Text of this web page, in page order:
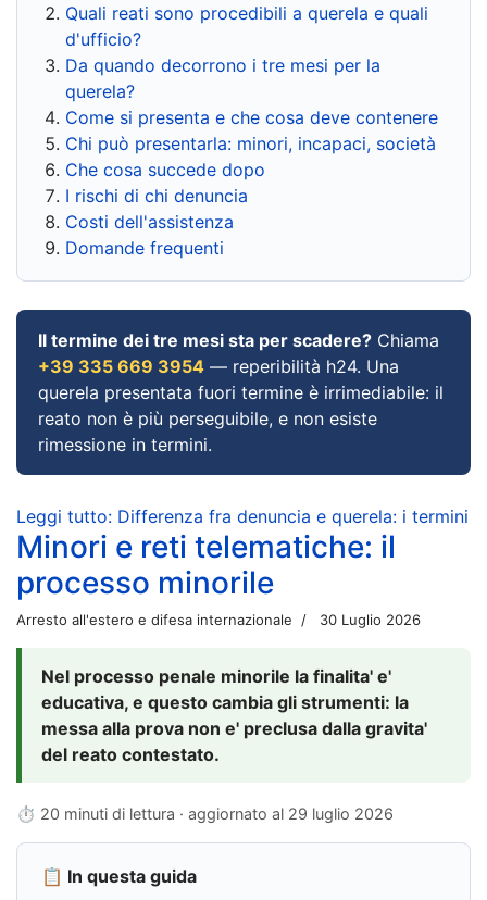
Quali reati sono procedibili a querela e quali
d'ufficio?
Da quando decorrono i tre mesi per la
querela?
Come si presenta e che cosa deve contenere
Chi può presentarla: minori, incapaci, società
Che cosa succede dopo
I rischi di chi denuncia
Costi dell'assistenza
Domande frequenti
Il termine dei tre mesi sta per scadere? Chiama
+39 335 669 3954 — reperibilità h24. Una
querela presentata fuori termine è irrimediabile: il
reato non è più perseguibile, e non esiste
rimessione in termini.
Leggi tutto: Differenza fra denuncia e querela: i termini
Minori e reti telematiche: il
processo minorile
Arresto all'estero e difesa internazionale 30 Luglio 2026
Nel processo penale minorile la finalita' e'
educativa, e questo cambia gli strumenti: la
messa alla prova non e' preclusa dalla gravita'
del reato contestato.
⏱ 20 minuti di lettura · aggiornato al 29 luglio 2026
📋 In questa guida